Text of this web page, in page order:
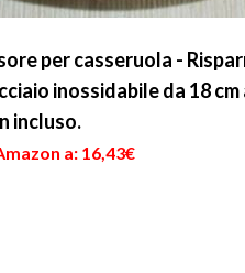
per casseruola -
inossidabile da 18
incluso.
a: 16,43€